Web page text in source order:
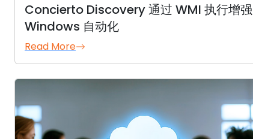
Concierto Discovery 通过 WMI 执行增强
Windows 自动化
Read More